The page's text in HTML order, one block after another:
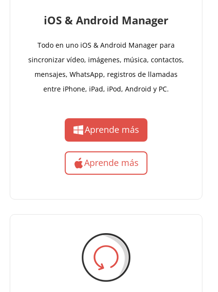
iOS & Android Manager
Todo en uno iOS & Android Manager para
sincronizar vídeo, imágenes, música, contactos,
mensajes, WhatsApp, registros de llamadas
entre iPhone, iPad, iPod, Android y PC.
Aprende más
Aprende más